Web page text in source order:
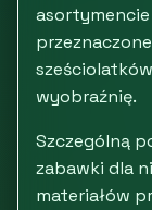
wyobraźnię.
Szczególną
zabawki dla
materiałów